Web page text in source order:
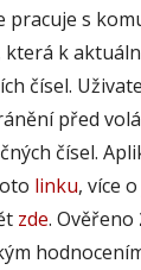
pracuje s
k
čísel.
před
čísel.
linku, více
zde. Ověřeno